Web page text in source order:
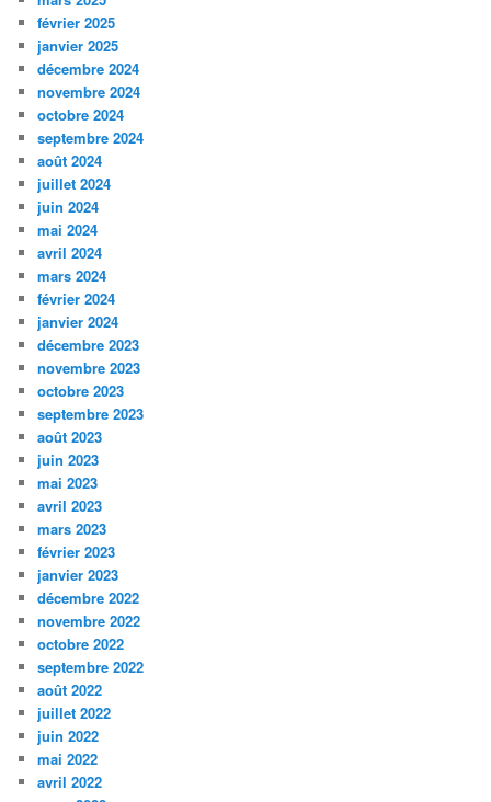
février 2025
janvier 2025
décembre 2024
novembre 2024
octobre 2024
septembre 2024
août 2024
juillet 2024
juin 2024
mai 2024
avril 2024
mars 2024
février 2024
janvier 2024
décembre 2023
novembre 2023
octobre 2023
septembre 2023
août 2023
juin 2023
mai 2023
avril 2023
mars 2023
février 2023
janvier 2023
décembre 2022
novembre 2022
octobre 2022
septembre 2022
août 2022
juillet 2022
juin 2022
mai 2022
avril 2022